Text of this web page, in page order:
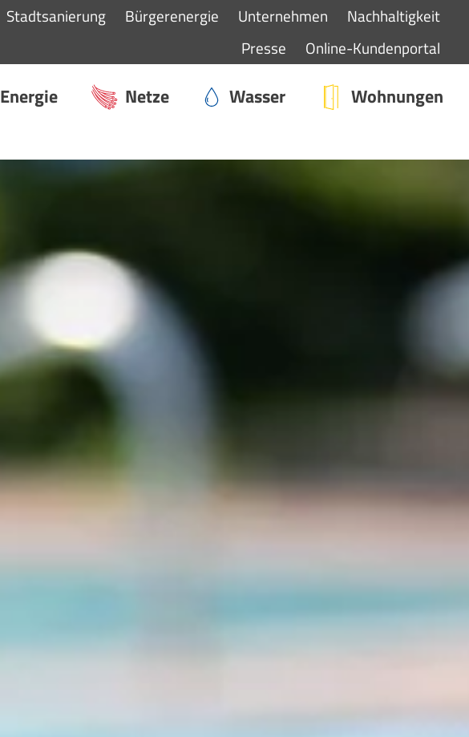
Stadtsanierung Bürgerenergie Unternehmen
Nachhaltigkeit
Presse
Online-Kundenportal
Energie Netze Wasser Wohnungen